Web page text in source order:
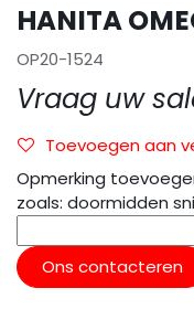
HANITA
OP20-1524
Vraag uw
Toevoegen aan
Opmerking
zoals: doormidden
Ons contacteren